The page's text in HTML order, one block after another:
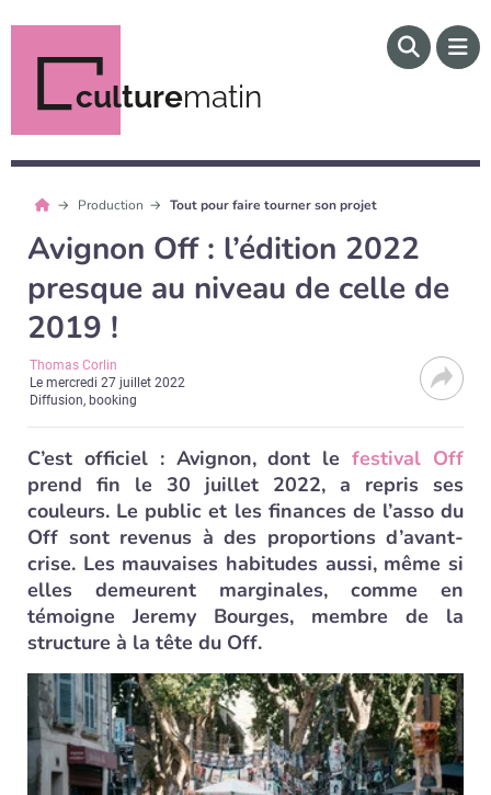
culturematin
Production Tout pour faire tourner son projet
Avignon Off : l’édition 2022
presque au niveau de celle de
2019 !
Thomas Corlin
Lemercredi 27 juillet 2022
Diffusion, booking
C’est officiel : Avignon, dont lefestival Off
prend fin le 30 juillet 2022, a repris ses
couleurs. Le public et les finances de l’asso du
Off sont revenus à des proportions d’avant-
crise. Les mauvaises habitudes aussi, même si
elles demeurent marginales, comme en
témoigne Jeremy Bourges, membre de la
structure à la tête du Off.